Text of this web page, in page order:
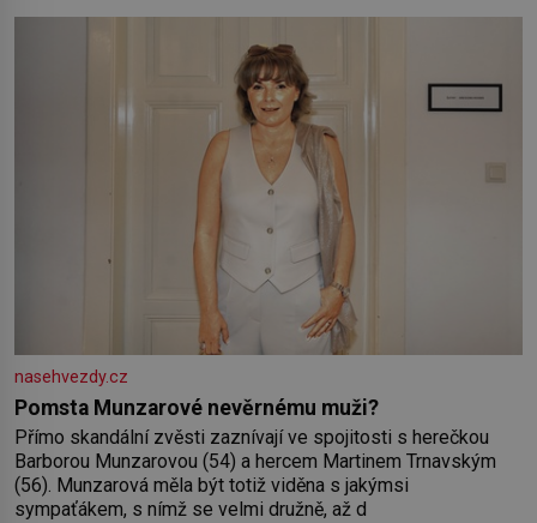
pokožky. Ohnivá znamení Ženy narozené ve znamení Berana,
nasehvezdy.cz
Pomsta Munzarové nevěrnému muži?
Přímo skandální zvěsti zaznívají ve spojitosti s herečkou
Barborou Munzarovou (54) a hercem Martinem Trnavským
(56). Munzarová měla být totiž viděna s jakýmsi
sympaťákem, s nímž se velmi družně, až d